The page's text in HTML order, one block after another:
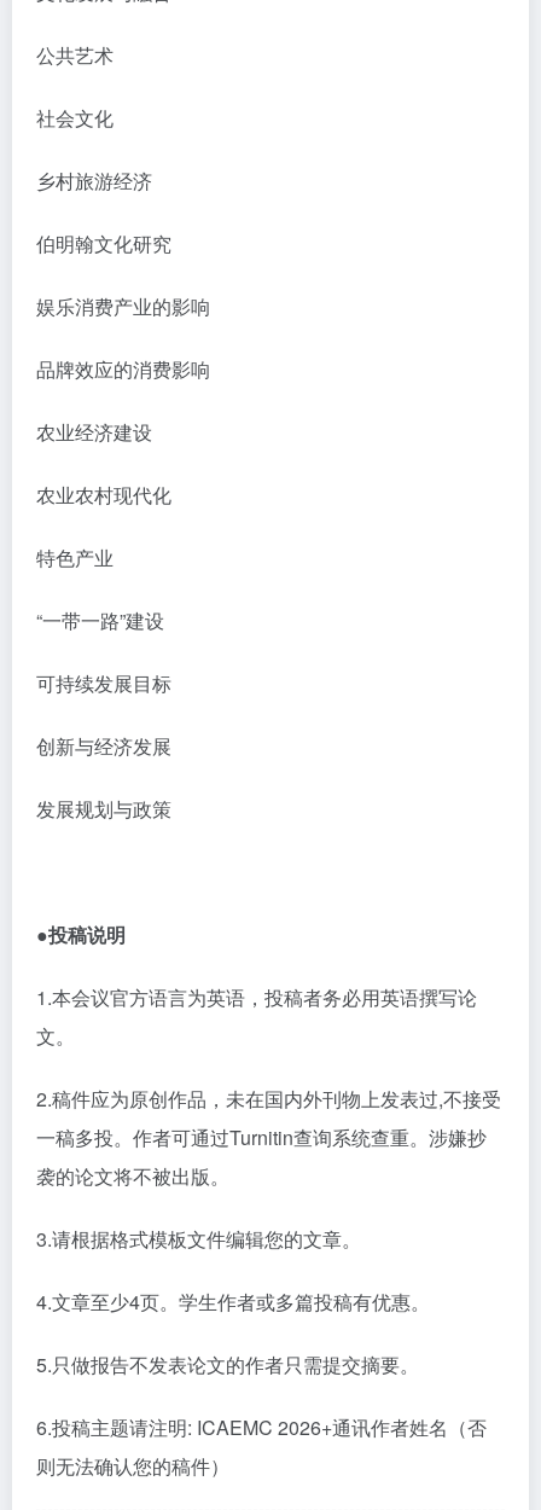
公共艺术
社会文化
乡村旅游经济
伯明翰文化研究
娱乐消费产业的影响
品牌效应的消费影响
农业经济建设
农业农村现代化
特色产业
“一带一路”建设
可持续发展目标
创新与经济发展
发展规划与政策
●投稿说明
1.本会议官方语言为英语，投稿者务必用英语撰写论
文。
2.稿件应为原创作品，未在国内外刊物上发表过,不接受
一稿多投。作者可通过Turnitin查询系统查重。涉嫌抄
袭的论文将不被出版。
3.请根据格式模板文件编辑您的文章。
4.文章至少4页。学生作者或多篇投稿有优惠。
5.只做报告不发表论文的作者只需提交摘要。
6.投稿主题请注明: ICAEMC 2026+通讯作者姓名（否
则无法确认您的稿件）